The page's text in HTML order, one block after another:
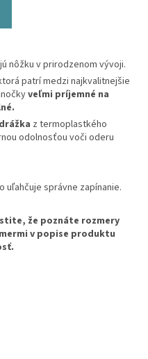
nôžku v prirodzenom vývoji.
patrí medzi najkvalitnejšie
veľmi príjemné na
z termoplastkého
odolnosťou voči oderu
uľahčuje správne zapínanie.
že poznáte rozmery
v popise produktu